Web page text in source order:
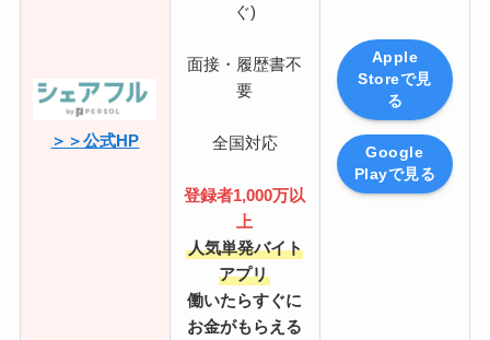
＞＞公式HP
ぐ)
面接・履歴書不
要
全国対応
登録者1,000万以
上
人気単発バイト
アプリ
働いたらすぐに
お金がもらえる
Apple
Storeで見
る
Google
Playで見る